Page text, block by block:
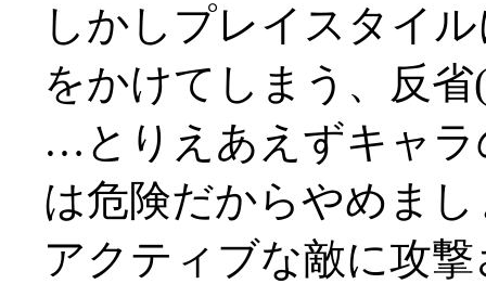
しかしプレイスタイ
をかけてしまう、反省
…とりえあえずキャラ
は危険だからやめま
アクティブな敵に攻